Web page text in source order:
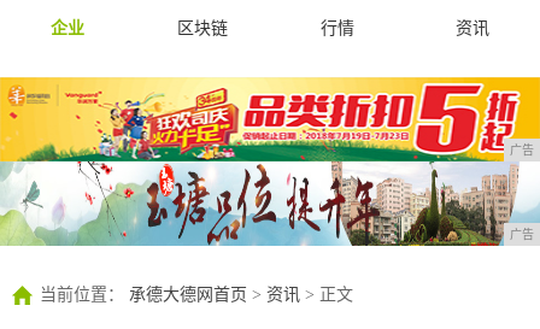
企业
区块链 行情 资讯
广告
广告
当前位置： 承德大德网首页 > 资讯 > 正文